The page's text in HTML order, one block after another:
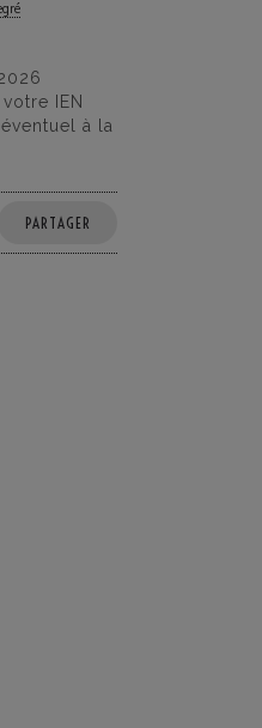
IEN
à la
PARTAGER